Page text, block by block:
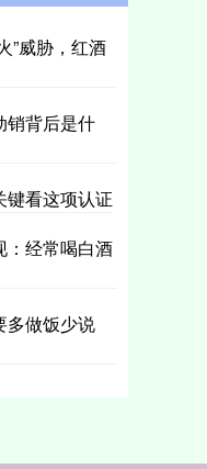
”威胁，红酒
销背后是什
键看这项认证
：经常喝白酒
多做饭少说